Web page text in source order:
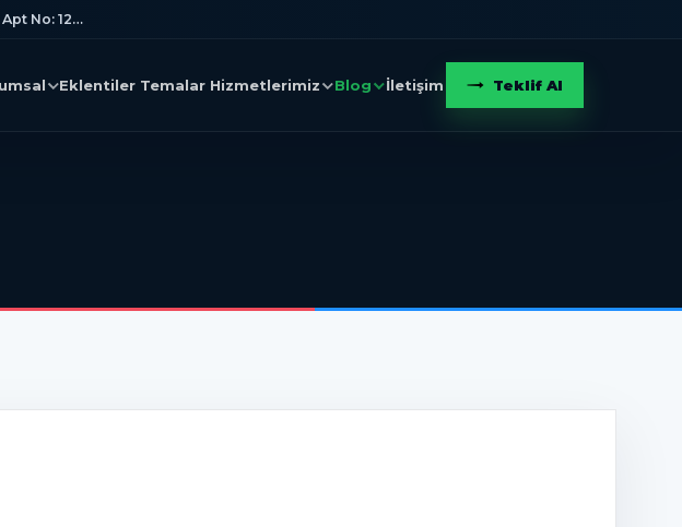
Avsallar, Zafer Cd. Meryem Apt No: 12/C
Eklentiler Temalar Hizmetlerimiz Blog İletişim Teklif Al